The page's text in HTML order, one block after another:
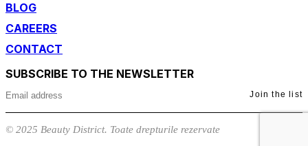
BLOG
CAREERS
CONTACT
SUBSCRIBE TO THE NEWSLETTER
Join the list
© 2025 Beauty District. Toate drepturile rezervate